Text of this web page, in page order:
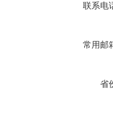
联系电
常用邮
省